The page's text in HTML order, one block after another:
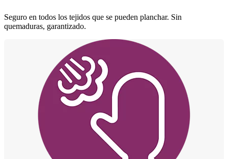
Seguro en todos los tejidos que se pueden planchar. Sin
quemaduras, garantizado.